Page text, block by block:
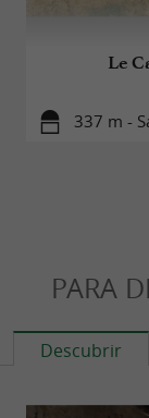
Le
337 m -
PARA
Descubrir